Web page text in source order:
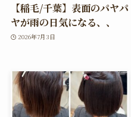
【稲毛/千葉】表面のパヤパ
ヤが雨の日気になる、、
2026年7月3日